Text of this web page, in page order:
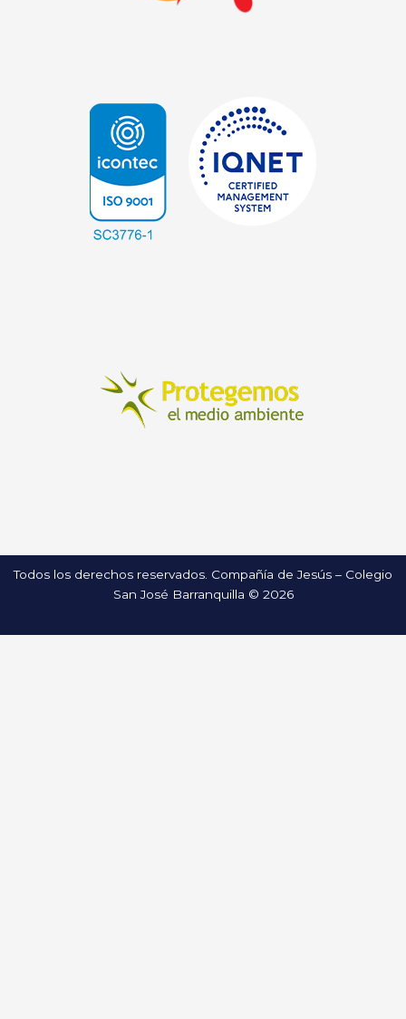
Todos los derechos reservados. Compañía de Jesús – Colegio
San José Barranquilla © 2026